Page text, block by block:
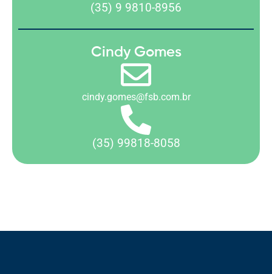
(35) 9 9810-8956
Cindy Gomes
cindy.gomes@fsb.com.br
(35) 99818-8058